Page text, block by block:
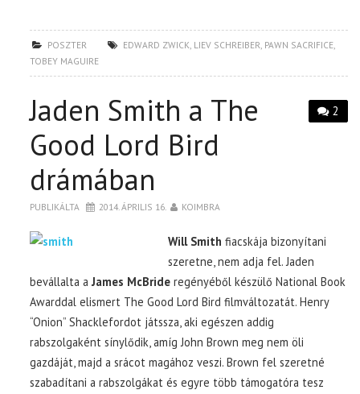
POSZTER EDWARD ZWICK, LIEV SCHREIBER, PAWN SACRIFICE,
TOBEY MAGUIRE
2
Jaden Smith a The
Good Lord Bird
drámában
PUBLIKÁLTA 2014. ÁPRILIS 16. KOIMBRA
Will Smith fiacskája bizonyítani
szeretne, nem adja fel. Jaden
bevállalta a James McBride regényéből készülő National Book
Awarddal elismert The Good Lord Bird filmváltozatát. Henry
“Onion” Shacklefordot játssza, aki egészen addig
rabszolgaként sínylődik, amíg John Brown meg nem öli
gazdáját, majd a srácot magához veszi. Brown fel szeretné
szabadítani a rabszolgákat és egyre több támogatóra tesz